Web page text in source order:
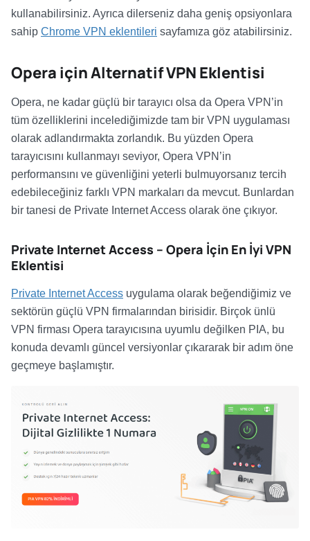
kullanabilirsiniz. Ayrıca dilerseniz daha geniş opsiyonlara
sahip Chrome VPN eklentileri sayfamıza göz atabilirsiniz.
Opera için Alternatif VPN Eklentisi
Opera, ne kadar güçlü bir tarayıcı olsa da Opera VPN’in
tüm özelliklerini incelediğimizde tam bir VPN uygulaması
olarak adlandırmakta zorlandık. Bu yüzden Opera
tarayıcısını kullanmayı seviyor, Opera VPN’in
performansını ve güvenliğini yeterli bulmuyorsanız tercih
edebileceğiniz farklı VPN markaları da mevcut. Bunlardan
bir tanesi de Private Internet Access olarak öne çıkıyor.
Private Internet Access – Opera İçin En İyi VPN
Eklentisi
Private Internet Access uygulama olarak beğendiğimiz ve
sektörün güçlü VPN firmalarından birisidir. Birçok ünlü
VPN firması Opera tarayıcısına uyumlu değilken PIA, bu
konuda devamlı güncel versiyonlar çıkararak bir adım öne
geçmeye başlamıştır.